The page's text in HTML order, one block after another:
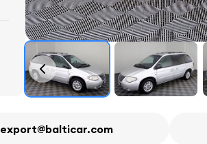
export@balticar.com